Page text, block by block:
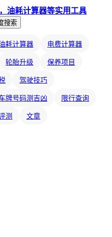
搜索
耗计算器 电费计算器
轮胎升级 保养项目
驾驶技巧
牌号码测吉凶 限行查询
测 文章